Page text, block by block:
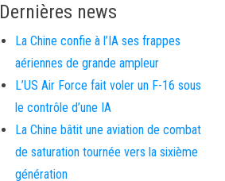
Dernières news
La Chine confie à l’IA ses frappes
aériennes de grande ampleur
L’US Air Force fait voler un F-16 sous
le contrôle d’une IA
La Chine bâtit une aviation de combat
de saturation tournée vers la sixième
génération